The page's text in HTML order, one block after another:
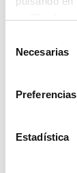
en
Necesarias
Preferencias
Estadística